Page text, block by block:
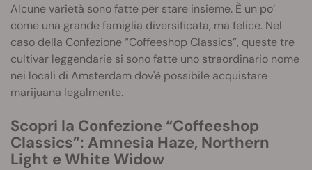
Alcune varietà sono fatte per stare insieme. È un po’
come una grande famiglia diversificata, ma felice. Nel
caso della Confezione “Coffeeshop Classics”, queste tre
cultivar leggendarie si sono fatte uno straordinario nome
nei locali di Amsterdam dov'è possibile acquistare
marijuana legalmente.
Scopri la Confezione “Coffeeshop
Classics”: Amnesia Haze, Northern
Light e White Widow